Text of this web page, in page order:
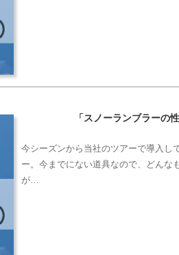
「スノーランブラーの
今シーズンから当社のツアーで導入し
ー。今までにない道具なので、どんな
が…